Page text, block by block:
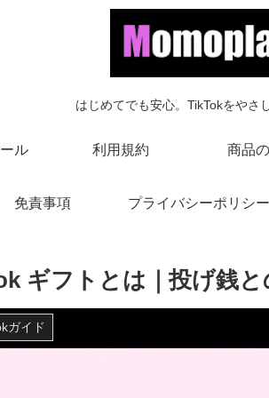
はじめてでも安心。TikTokをやさ
ル 利用規約 商品
免責事項 プライバシーポリシー
ギフトとは｜投げ銭
ガイド